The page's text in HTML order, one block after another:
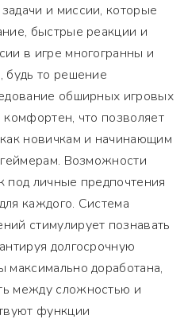
и миссии, которые
быстрые реакции и
в игре многогранны и
будь то решение
обширных игровых
что позволяет
новичкам и начинающим
Возможности
под личные предпочтения
каждого. Система
стимулирует познавать
долгосрочную
максимально доработана,
между сложностью и
функции